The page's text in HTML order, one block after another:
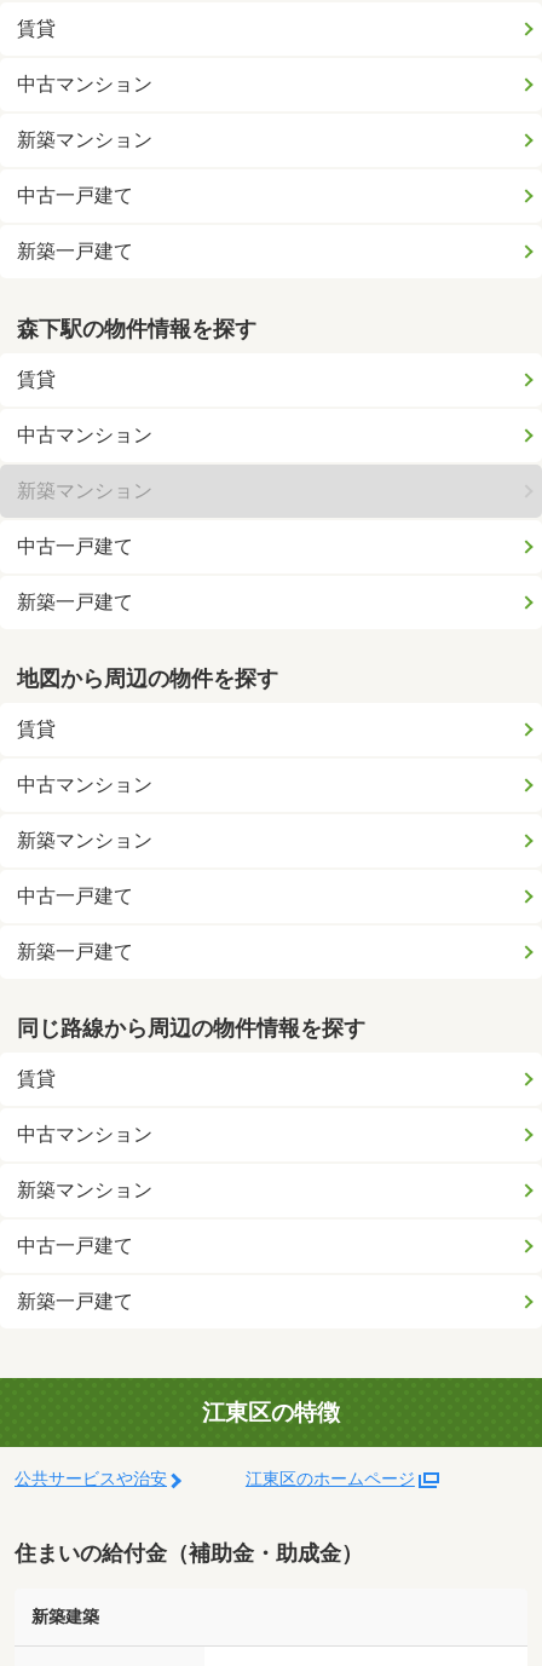
賃貸
中古マンション
新築マンション
中古一戸建て
新築一戸建て
森下駅の物件情報を探す
賃貸
中古マンション
新築マンション
中古一戸建て
新築一戸建て
地図から周辺の物件を探す
賃貸
中古マンション
新築マンション
中古一戸建て
新築一戸建て
同じ路線から周辺の物件情報を探す
賃貸
中古マンション
新築マンション
中古一戸建て
新築一戸建て
江東区の特徴
公共サービスや治安 江東区のホームページ
住まいの給付金（補助金・助成金）
新築建築